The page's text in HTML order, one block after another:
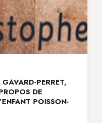
PERRET,
DE
POISSON-